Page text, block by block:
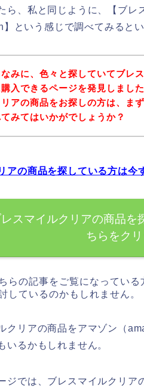
ら、私と同じように、【ブ
という感じで調べてみると
なみに、色々と探していてブレ
購入できるページを発見しまし
リアの商品をお探しの方は、ま
みてはいかがでしょうか？
アの商品を探している方は今
スマイルクリアの商品を
ちらをク
らの記事をご覧になってい
しているのかもしれません。
クリアの商品をアマゾン（
いるかもしれません。
ジでは、ブレスマイルクリ